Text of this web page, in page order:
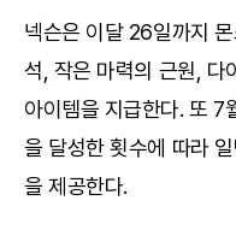
넥슨은 이달 26일까지
석, 작은 마력의 근원, 다
아이템을 지급한다. 또 7
을 달성한 횟수에 따라
을 제공한다.